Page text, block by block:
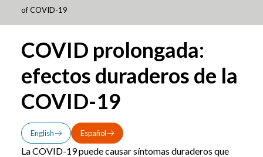
of COVID-19
COVID prolongada:
efectos duraderos de la
COVID-19
English Español
La COVID-19 puede causar síntomas duraderos que